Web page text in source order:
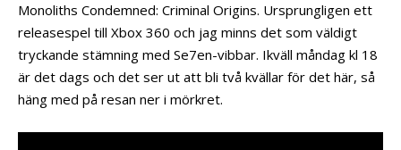
Monoliths Condemned: Criminal Origins. Ursprungligen ett
releasespel till Xbox 360 och jag minns det som väldigt
tryckande stämning med Se7en-vibbar. Ikväll måndag kl 18
är det dags och det ser ut att bli två kvällar för det här, så
häng med på resan ner i mörkret.